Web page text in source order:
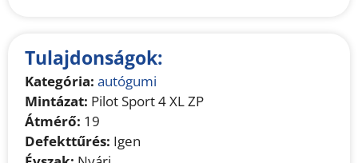
Tulajdonságok:
Kategória: autógumi
Mintázat: Pilot Sport 4 XL ZP
Átmérő: 19
Defekttűrés: Igen